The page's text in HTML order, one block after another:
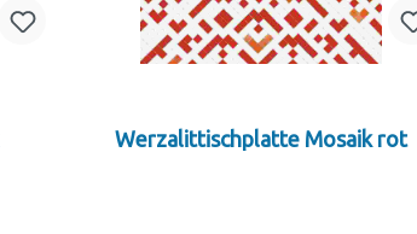
Werzalittischplatte Mosaik rot